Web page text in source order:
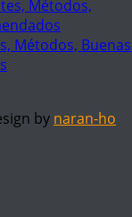
Métodos, Buenas
by naran-ho